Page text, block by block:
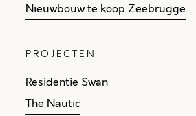
Nieuwbouw te koop Zeebrugge
PROJECTEN
Residentie Swan
The Nautic